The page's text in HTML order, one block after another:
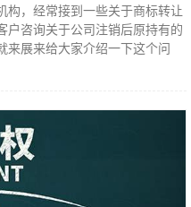
构，经常接到一些关于商标转让
户咨询关于公司注销后原持有的
来展来给大家介绍一下这个问